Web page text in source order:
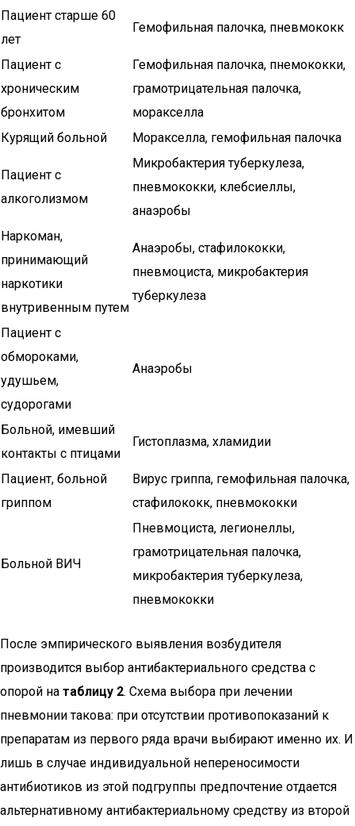
Пациент старше 60
лет
Гемофильная палочка, пневмококк
Пациент с
хроническим
бронхитом
Гемофильная палочка, пнемококки,
грамотрицательная палочка,
моракселла
Курящий больной
Моракселла, гемофильная палочка
Пациент с
алкоголизмом
Микробактерия туберкулеза,
пневмококки, клебсиеллы,
анаэробы
Наркоман,
принимающий
наркотики
внутривенным путем
Анаэробы, стафилококки,
пневмоциста, микробактерия
туберкулеза
Пациент с
обмороками,
удушьем,
судорогами
Анаэробы
Больной, имевший
контакты с птицами
Гистоплазма, хламидии
Пациент, больной
гриппом
Вирус гриппа, гемофильная палочка,
стафилококк, пневмококки
Больной ВИЧ
Пневмоциста, легионеллы,
грамотрицательная палочка,
микробактерия туберкулеза,
пневмококки
После эмпирического выявления возбудителя
производится выбор антибактериального средства с
опорой на таблицу 2. Схема выбора при лечении
пневмонии такова: при отсутствии противопоказаний к
препаратам из первого ряда врачи выбирают именно их. И
лишь в случае индивидуальной непереносимости
антибиотиков из этой подгруппы предпочтение отдается
альтернативному антибактериальному средству из второй